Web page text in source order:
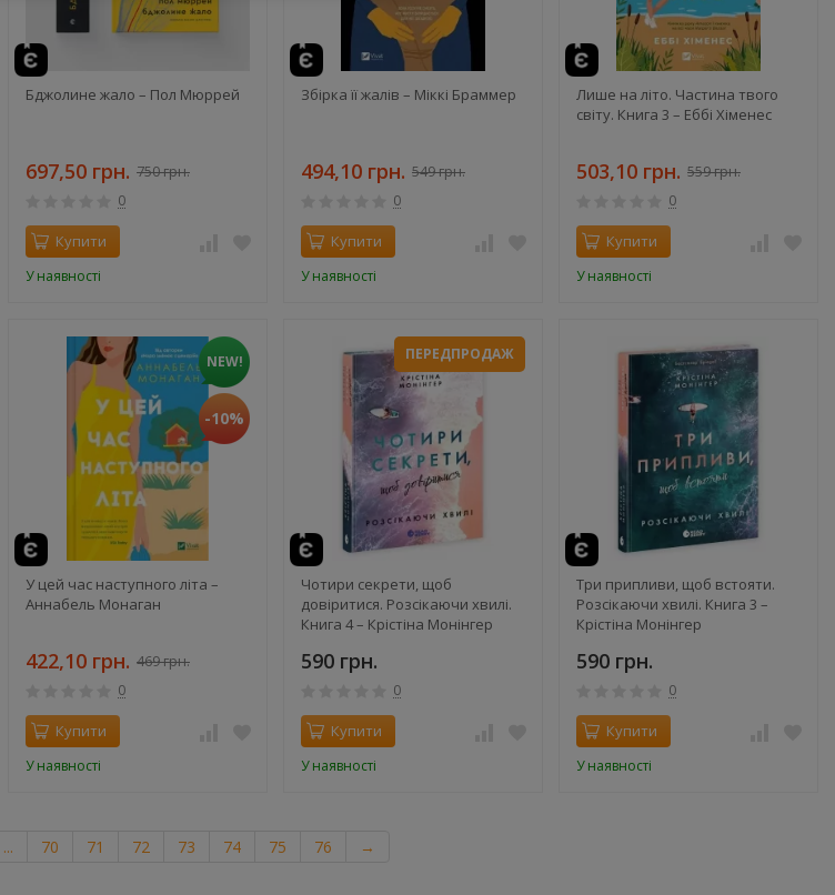
Бджолине жало – Пол Мюррей
697,50 грн. 750 грн.
0
Купити
У наявності
Збірка її жалів – Міккі Браммер
494,10 грн. 549 грн.
0
Купити
У наявності
Лише на літо. Частина твого
світу. Книга 3 – Еббі Хіменес
503,10 грн. 559 грн.
0
Купити
У наявності
NEW!
-10%
У цей час наступного літа –
Аннабель Монаган
422,10 грн. 469 грн.
0
Купити
У наявності
ПЕРЕДПРОДАЖ
Чотири секрети, щоб
довіритися. Розсікаючи хвилі.
Книга 4 – Крістіна Монінгер
590 грн.
0
Купити
У наявності
Три припливи, щоб встояти.
Розсікаючи хвилі. Книга 3 –
Крістіна Монінгер
590 грн.
0
Купити
У наявності
... 70 71 72 73 74 75 76 →